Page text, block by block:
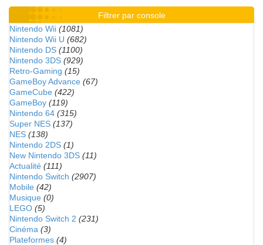
Filtrer par console
Nintendo Wii (1081)
Nintendo Wii U (682)
Nintendo DS (1100)
Nintendo 3DS (929)
Retro-Gaming (15)
GameBoy Advance (67)
GameCube (422)
GameBoy (119)
Nintendo 64 (315)
Super NES (137)
NES (138)
Nintendo 2DS (1)
New Nintendo 3DS (11)
Actualité (111)
Nintendo Switch (2907)
Mobile (42)
Musique (0)
LEGO (5)
Nintendo Switch 2 (231)
Cinéma (3)
Plateformes (4)